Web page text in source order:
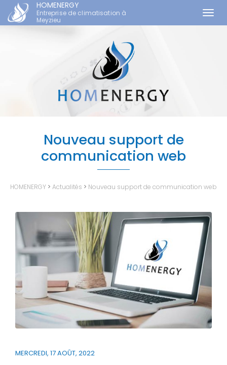
HOMENERGY
Entreprise de climatisation à
Meyzieu
Nouveau support de
communication web
HOMENERGY > Actualités > Nouveau support de communication web
MERCREDI, 17 AOÛT, 2022